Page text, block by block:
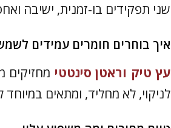
שני תפקידים בו-זמנית, ישיבה
איך בוחרים חומרים עמידים
עץ טיק וראטן סינטטי מחזיקים
לניקוי, לא מחליד, ומתאים